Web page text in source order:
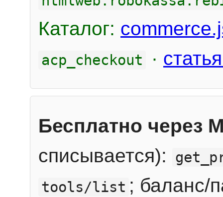
Каталог:
acp_checkout ·
Бесплатно через
списывается):
tools/list ; баланс/